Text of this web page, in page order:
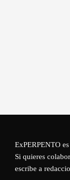
ExPERPENTO
Si quieres
escribe a